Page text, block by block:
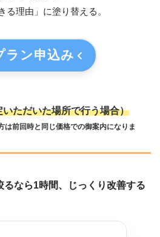
る理由」に塗り替える。
ラン申込み
いただいた場所で行う場合）
は前回時と同じ価格での御案内になりま
るなら1時間、じっくり改善する